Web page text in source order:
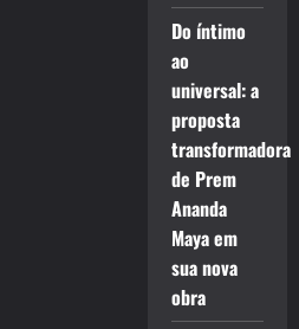
Do íntimo
ao
universal: a
proposta
transformadora
de Prem
Ananda
Maya em
sua nova
obra